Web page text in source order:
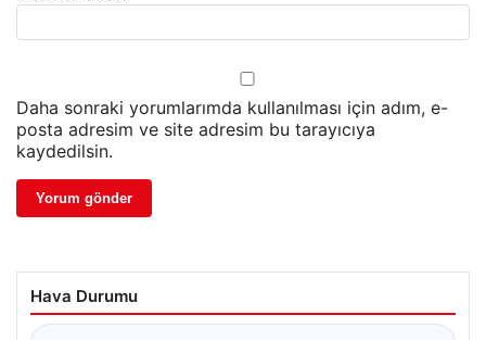
Daha sonraki yorumlarımda kullanılması için adım, e-
posta adresim ve site adresim bu tarayıcıya
kaydedilsin.
Hava Durumu